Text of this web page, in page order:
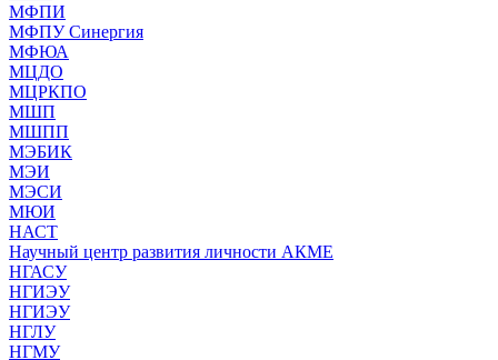
МФПИ
МФПУ Синергия
МФЮА
МЦДО
МЦРКПО
МШП
МШПП
МЭБИК
МЭИ
МЭСИ
МЮИ
НАСТ
Научный центр развития личности АКМЕ
НГАСУ
НГИЭУ
НГИЭУ
НГЛУ
НГМУ